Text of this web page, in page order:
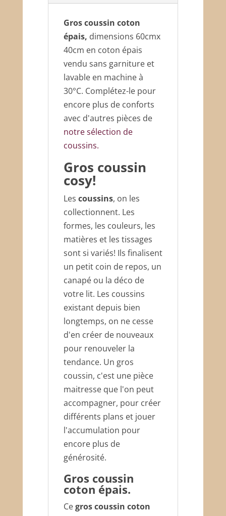
Gros coussin coton
épais, dimensions 60cmx
40cm en coton épais
vendu sans garniture et
lavable en machine à
30°C. Complétez-le pour
encore plus de conforts
avec d'autres pièces de
notre sélection de
coussins.
Gros coussin
cosy!
Les coussins, on les
collectionnent. Les
formes, les couleurs, les
matières et les tissages
sont si variés! Ils finalisent
un petit coin de repos, un
canapé ou la déco de
votre lit. Les coussins
existant depuis bien
longtemps, on ne cesse
d'en créer de nouveaux
pour renouveler la
tendance. Un gros
coussin, c'est une pièce
maitresse que l'on peut
accompagner, pour créer
différents plans et jouer
l'accumulation pour
encore plus de
générosité.
Gros coussin
coton épais.
Cegros coussin coton